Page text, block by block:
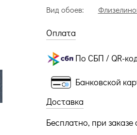
Вид обоев:
Оплата
По СБП / QR-
Банковской
Доставка
Бесплатно, при заказе